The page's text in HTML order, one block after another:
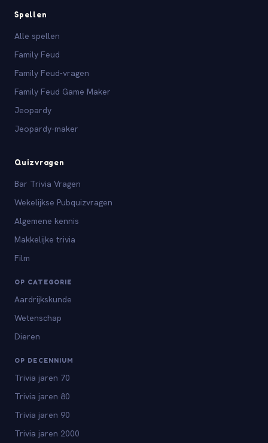
Spellen
Alle spellen
Family Feud
Family Feud-vragen
Family Feud Game Maker
Jeopardy
Jeopardy-maker
Quizvragen
Bar Trivia Vragen
Wekelijkse Pubquizvragen
Algemene kennis
Makkelijke trivia
Film
OP CATEGORIE
Aardrijkskunde
Wetenschap
Dieren
OP DECENNIUM
Trivia jaren 70
Trivia jaren 80
Trivia jaren 90
Trivia jaren 2000